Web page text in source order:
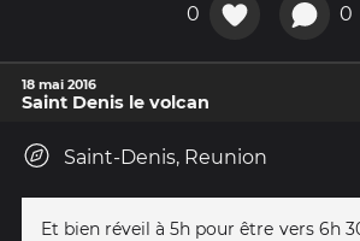
0 0
18 mai 2016
Saint Denis le volcan
Saint-Denis, Reunion
Et bien réveil à 5h pour être vers 6h